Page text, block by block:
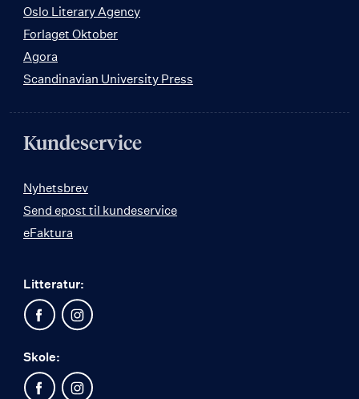
Oslo Literary Agency
Forlaget Oktober
Agora
Scandinavian University Press
Kundeservice
Nyhetsbrev
Send epost til kundeservice
eFaktura
Litteratur:
Skole: